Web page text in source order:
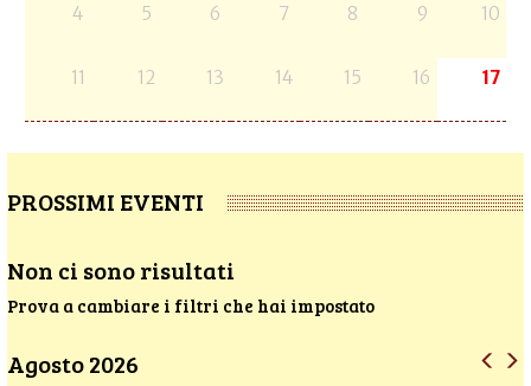
4 5 6 7 8 9 10
11 12 13 14 15 16 17
PROSSIMI EVENTI
Non ci sono risultati
Prova a cambiare i filtri che hai impostato
Agosto 2026